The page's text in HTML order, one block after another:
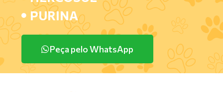
PURINA
Peça pelo WhatsApp